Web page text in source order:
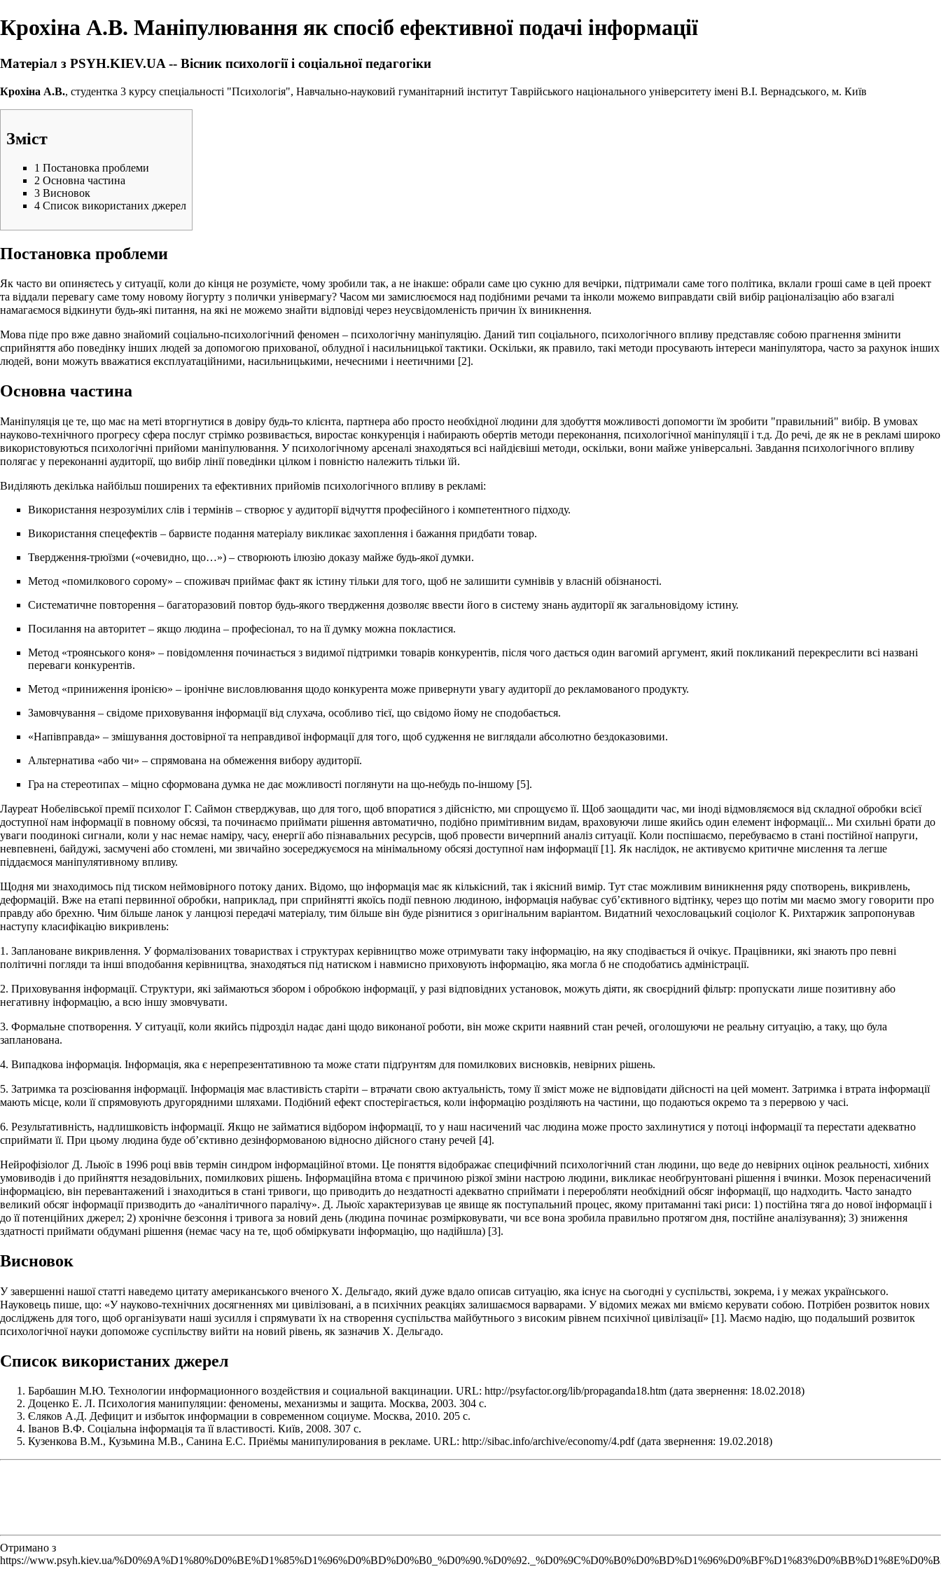
Крохіна А.В. Маніпулювання як спосіб ефективної подачі інформації
Матеріал з PSYH.KIEV.UA -- Вісник психології і соціальної педагогіки
Крохіна А.В., студентка 3 курсу спеціальності "Психологія", Навчально-науковий гуманітарний інститут Таврійського національного університету імені В.І. Вернадського, м. Київ
Зміст
1 Постановка проблеми
2 Основна частина
3 Висновок
4 Список використаних джерел
Постановка проблеми
Як часто ви опиняєтесь у ситуації, коли до кінця не розумієте, чому зробили так, а не інакше: обрали саме цю сукню для вечірки, підтримали саме того політика, вклали гроші саме в цей проект
та віддали перевагу саме тому новому йогурту з полички універмагу? Часом ми замислюємося над подібними речами та інколи можемо виправдати свій вибір раціоналізацію або взагалі
намагаємося відкинути будь-які питання, на які не можемо знайти відповіді через неусвідомленість причин їх виникнення.
Мова піде про вже давно знайомий соціально-психологічний феномен – психологічну маніпуляцію. Даний тип соціального, психологічного впливу представляє собою прагнення змінити
сприйняття або поведінку інших людей за допомогою прихованої, облудної і насильницької тактики. Оскільки, як правило, такі методи просувають інтереси маніпулятора, часто за рахунок інших
людей, вони можуть вважатися експлуатаційними, насильницькими, нечесними і неетичними [2].
Основна частина
Маніпуляція це те, що має на меті вторгнутися в довіру будь-то клієнта, партнера або просто необхідної людини для здобуття можливості допомогти їм зробити "правильний" вибір. В умовах
науково-технічного прогресу сфера послуг стрімко розвивається, виростає конкуренція і набирають обертів методи переконання, психологічної маніпуляції і т.д. До речі, де як не в рекламі широко
використовуються психологічні прийоми маніпулювання. У психологічному арсеналі знаходяться всі найдієвіші методи, оскільки, вони майже універсальні. Завдання психологічного впливу
полягає у переконанні аудиторії, що вибір лінії поведінки цілком і повністю належить тільки їй.
Виділяють декілька найбільш поширених та ефективних прийомів психологічного впливу в рекламі:
Використання незрозумілих слів і термінів – створює у аудиторії відчуття професійного і компетентного підходу.
Використання спецефектів – барвисте подання матеріалу викликає захоплення і бажання придбати товар.
Твердження-трюїзми («очевидно, що…») – створюють ілюзію доказу майже будь-якої думки.
Метод «помилкового сорому» – споживач приймає факт як істину тільки для того, щоб не залишити сумнівів у власній обізнаності.
Систематичне повторення – багаторазовий повтор будь-якого твердження дозволяє ввести його в систему знань аудиторії як загальновідому істину.
Посилання на авторитет – якщо людина – професіонал, то на її думку можна покластися.
Метод «троянського коня» – повідомлення починається з видимої підтримки товарів конкурентів, після чого дається один вагомий аргумент, який покликаний перекреслити всі названі
переваги конкурентів.
Метод «приниження іронією» – іронічне висловлювання щодо конкурента може привернути увагу аудиторії до рекламованого продукту.
Замовчування – свідоме приховування інформації від слухача, особливо тієї, що свідомо йому не сподобається.
«Напівправда» – змішування достовірної та неправдивої інформації для того, щоб судження не виглядали абсолютно бездоказовими.
Альтернатива «або чи» – спрямована на обмеження вибору аудиторії.
Гра на стереотипах – міцно сформована думка не дає можливості поглянути на що-небудь по-іншому [5].
Лауреат Нобелівської премії психолог Г. Саймон стверджував, що для того, щоб впоратися з дійсністю, ми спрощуємо її. Щоб заощадити час, ми іноді відмовляємося від складної обробки всієї
доступної нам інформації в повному обсязі, та починаємо приймати рішення автоматично, подібно примітивним видам, враховуючи лише якийсь один елемент інформації... Ми схильні брати до
уваги поодинокі сигнали, коли у нас немає наміру, часу, енергії або пізнавальних ресурсів, щоб провести вичерпний аналіз ситуації. Коли поспішаємо, перебуваємо в стані постійної напруги,
невпевнені, байдужі, засмучені або стомлені, ми звичайно зосереджуємося на мінімальному обсязі доступної нам інформації [1]. Як наслідок, не активуємо критичне мислення та легше
піддаємося маніпулятивному впливу.
Щодня ми знаходимось під тиском неймовірного потоку даних. Відомо, що інформація має як кількісний, так і якісний вимір. Тут стає можливим виникнення ряду спотворень, викривлень,
деформацій. Вже на етапі первинної обробки, наприклад, при сприйнятті якоїсь події певною людиною, інформація набуває суб’єктивного відтінку, через що потім ми маємо змогу говорити про
правду або брехню. Чим більше ланок у ланцюзі передачі матеріалу, тим більше він буде різнитися з оригінальним варіантом. Видатний чехословацький соціолог К. Рихтаржик запропонував
наступу класифікацію викривлень:
1. Заплановане викривлення. У формалізованих товариствах і структурах керівництво може отримувати таку інформацію, на яку сподівається й очікує. Працівники, які знають про певні
політичні погляди та інші вподобання керівництва, знаходяться під натиском і навмисно приховують інформацію, яка могла б не сподобатись адміністрації.
2. Приховування інформації. Структури, які займаються збором і обробкою інформації, у разі відповідних установок, можуть діяти, як своєрідний фільтр: пропускати лише позитивну або
негативну інформацію, а всю іншу змовчувати.
3. Формальне спотворення. У ситуації, коли якийсь підрозділ надає дані щодо виконаної роботи, він може скрити наявний стан речей, оголошуючи не реальну ситуацію, а таку, що була
запланована.
4. Випадкова інформація. Інформація, яка є нерепрезентативною та може стати підґрунтям для помилкових висновків, невірних рішень.
5. Затримка та розсіювання інформації. Інформація має властивість старіти – втрачати свою актуальність, тому її зміст може не відповідати дійсності на цей момент. Затримка і втрата інформації
мають місце, коли її спрямовують другорядними шляхами. Подібний ефект спостерігається, коли інформацію розділяють на частини, що подаються окремо та з перервою у часі.
6. Результативність, надлишковість інформації. Якщо не займатися відбором інформації, то у наш насичений час людина може просто захлинутися у потоці інформації та перестати адекватно
сприймати її. При цьому людина буде об’єктивно дезінформованою відносно дійсного стану речей [4].
Нейрофізіолог Д. Льюїс в 1996 році ввів термін синдром інформаційної втоми. Це поняття відображає специфічний психологічний стан людини, що веде до невірних оцінок реальності, хибних
умовиводів і до прийняття незадовільних, помилкових рішень. Інформаційна втома є причиною різкої зміни настрою людини, викликає необґрунтовані рішення і вчинки. Мозок перенасичений
інформацією, він перевантажений і знаходиться в стані тривоги, що приводить до нездатності адекватно сприймати і переробляти необхідний обсяг інформації, що надходить. Часто занадто
великий обсяг інформації призводить до «аналітичного паралічу». Д. Льюїс характеризував це явище як поступальний процес, якому притаманні такі риси: 1) постійна тяга до нової інформації і
до її потенційних джерел; 2) хронічне безсоння і тривога за новий день (людина починає розмірковувати, чи все вона зробила правильно протягом дня, постійне аналізування); 3) зниження
здатності приймати обдумані рішення (немає часу на те, щоб обміркувати інформацію, що надійшла) [3].
Висновок
У завершенні нашої статті наведемо цитату американського вченого Х. Дельгадо, який дуже вдало описав ситуацію, яка існує на сьогодні у суспільстві, зокрема, і у межах українського.
Науковець пише, що: «У науково-технічних досягненнях ми цивілізовані, а в психічних реакціях залишаємося варварами. У відомих межах ми вміємо керувати собою. Потрібен розвиток нових
досліджень для того, щоб організувати наші зусилля і спрямувати їх на створення суспільства майбутнього з високим рівнем психічної цивілізації» [1]. Маємо надію, що подальший розвиток
психологічної науки допоможе суспільству вийти на новий рівень, як зазначив Х. Дельгадо.
Список використаних джерел
Барбашин М.Ю. Технологии информационного воздействия и социальной вакцинации. URL: http://psyfactor.org/lib/propaganda18.htm (дата звернення: 18.02.2018)
Доценко Е. Л. Психология манипуляции: феномены, механизмы и защита. Москва, 2003. 304 с.
Єляков А.Д. Дефицит и избыток информации в современном социуме. Москва, 2010. 205 с.
Іванов В.Ф. Соціальна інформація та її властивості. Київ, 2008. 307 с.
Кузенкова В.М., Кузьмина М.В., Санина Е.С. Приёмы манипулирования в рекламе. URL: http://sibac.info/archive/economy/4.pdf(дата звернення: 19.02.2018)
Отримано з
https://www.psyh.kiev.ua/